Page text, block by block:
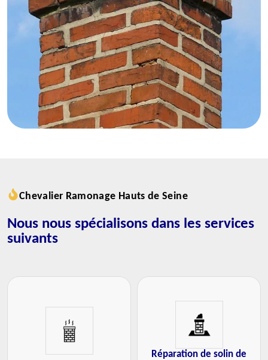
Chevalier Ramonage Hauts de Seine
Nous nous spécialisons dans les services
suivants
Réparation de solin de